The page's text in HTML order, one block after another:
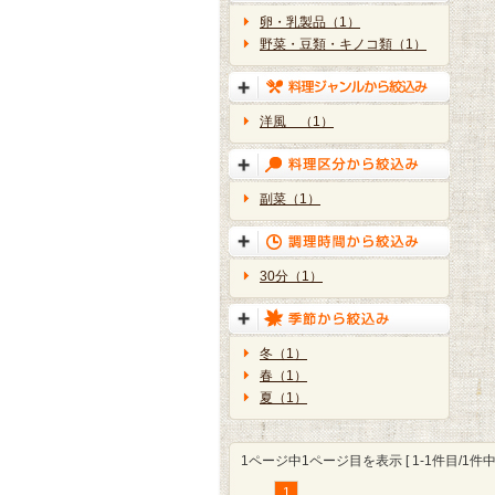
卵・乳製品（1）
野菜・豆類・キノコ類（1）
洋風 （1）
副菜（1）
30分（1）
冬（1）
春（1）
夏（1）
1ページ中1ページ目を表示 [ 1-1件目/1件